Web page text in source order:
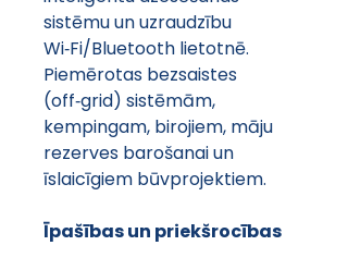
sistēmu un uzraudzību
Wi‑Fi/Bluetooth lietotnē.
Piemērotas bezsaistes
(off‑grid) sistēmām,
kempingam, birojiem, māju
rezerves barošanai un
īslaicīgiem būvprojektiem.
Īpašības un priekšrocības